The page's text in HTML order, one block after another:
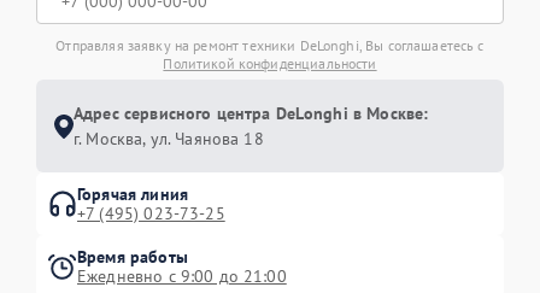
Отправляя заявку на ремонт техники DeLonghi, Вы соглашаетесь с
Политикой конфиденциальности
Адрес сервисного центра DeLonghi в Москве:
г. Москва, ул. Чаянова 18
Горячая линия
+7 (495) 023-73-25
Время работы
Ежедневно с 9:00 до 21:00